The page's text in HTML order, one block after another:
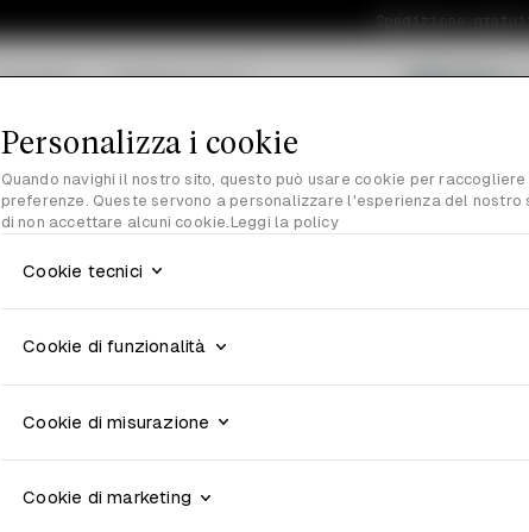
Personalizza i cookie
Quando navighi il nostro sito, questo può usare cookie per
preferenze. Queste servono a personalizzare l'esperienza del
di non accettare alcuni cookie. Leggi la policy
Cookie tecnici
Cookie di funzionalità
Cookie di misurazione
Cookie di marketing
Spedizione